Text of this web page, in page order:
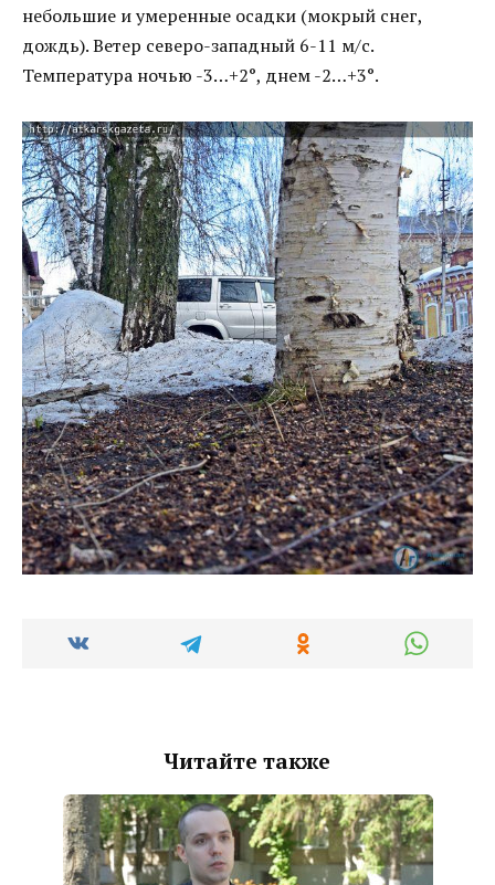
небольшие и умеренные осадки (мокрый снег,
дождь). Ветер северо-западный 6-11 м/с.
Температура ночью -3…+2°, днем -2…+3°.
Читайте также